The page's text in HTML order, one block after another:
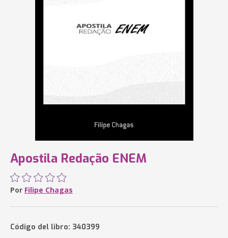
Apostila Redação ENEM
Por Filipe Chagas
Código del libro: 340399